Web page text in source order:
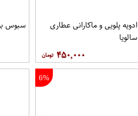
ادویه پلویی و ماکارانی عطاری
سالویا
۴۵۰,۰۰۰
سبوس
6%